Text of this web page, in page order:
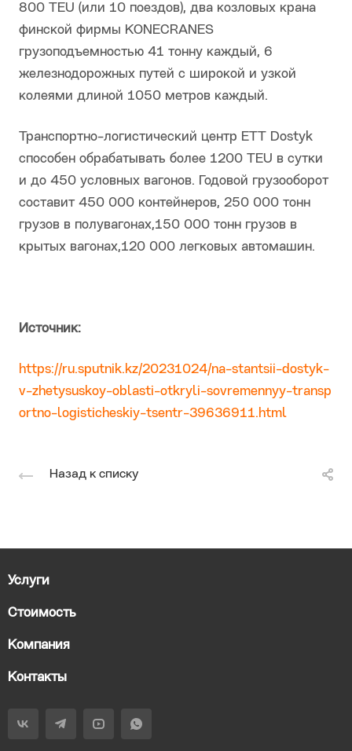
800 TEU (или 10 поездов), два козловых крана
финской фирмы KONECRANES
грузоподъемностью 41 тонну каждый, 6
железнодорожных путей с широкой и узкой
колеями длиной 1050 метров каждый.
Транспортно-логистический центр ETT Dostyk
способен обрабатывать более 1200 TEU в сутки
и до 450 условных вагонов. Годовой грузооборот
составит 450 000 контейнеров, 250 000 тонн
грузов в полувагонах,150 000 тонн грузов в
крытых вагонах,120 000 легковых автомашин.
Источник:
https://ru.sputnik.kz/20231024/na-stantsii-dostyk-
v-zhetysuskoy-oblasti-otkryli-sovremennyy-transp
ortno-logisticheskiy-tsentr-39636911.html
Назад к списку
Услуги
Стоимость
Компания
Контакты